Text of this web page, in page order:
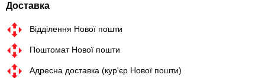
Доставка
Відділення Нової пошти
Поштомат Нової пошти
Адресна доставка (кур'єр Нової пошти)